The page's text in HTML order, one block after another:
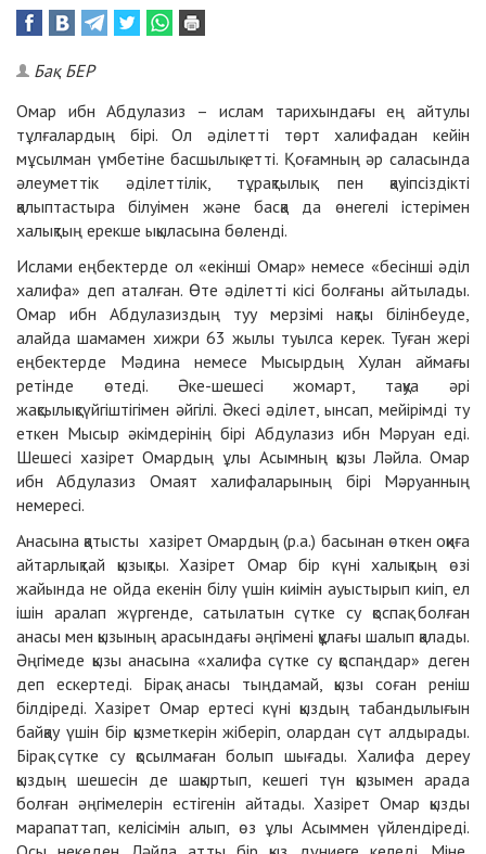
Бақ БЕР
Омар ибн Абдулазиз – ислам тарихындағы ең айтулы
тұлғалардың бірі. Ол әділетті төрт халифадан кейін
мұсылман үмбетіне басшылық етті. Қоғамның әр саласында
әлеуметтік әділеттілік, тұрақтылық пен қауіпсіздікті
қалыптастыра білуімен және басқа да өнегелі істерімен
халықтың ерекше ықыласына бөленді.
Ислами еңбектерде ол «екінші Омар» немесе «бесінші әділ
халифа» деп аталған. Өте әділетті кісі болғаны айтылады.
Омар ибн Абдулазиздың туу мерзімі нақты білінбеуде,
алайда шамамен хижри 63 жылы туылса керек. Туған жері
еңбектерде Мәдина немесе Мысырдың Хулан аймағы
ретінде өтеді. Әке-шешесі жомарт, тақуа әрі
жақсылықсүйгіштігімен әйгілі. Әкесі әділет, ынсап, мейірімді ту
еткен Мысыр әкімдерінің бірі Абдулазиз ибн Мәруан еді.
Шешесі хазірет Омардың ұлы Асымның қызы Ләйла. Омар
ибн Абдулазиз Омаят халифаларының бірі Мәруанның
немересі.
Анасына қатысты хазірет Омардың (р.а.) басынан өткен оқиға
айтарлықтай қызықты. Хазірет Омар бір күні халықтың өзі
жайында не ойда екенін білу үшін киімін ауыстырып киіп, ел
ішін аралап жүргенде, сатылатын сүтке су қоспақ болған
анасы мен қызының арасындағы әңгімені құлағы шалып қалады.
Әңгімеде қызы анасына «халифа сүтке су қоспаңдар» деген
деп ескертеді. Бірақ анасы тыңдамай, қызы соған реніш
білдіреді. Хазірет Омар ертесі күні қыздың табандылығын
байқау үшін бір қызметкерін жіберіп, олардан сүт алдырады.
Бірақ сүтке су қосылмаған болып шығады. Халифа дереу
қыздың шешесін де шақыртып, кешегі түн қызымен арада
болған әңгімелерін естігенін айтады. Хазірет Омар қызды
марапаттап, келісімін алып, өз ұлы Асыммен үйлендіреді.